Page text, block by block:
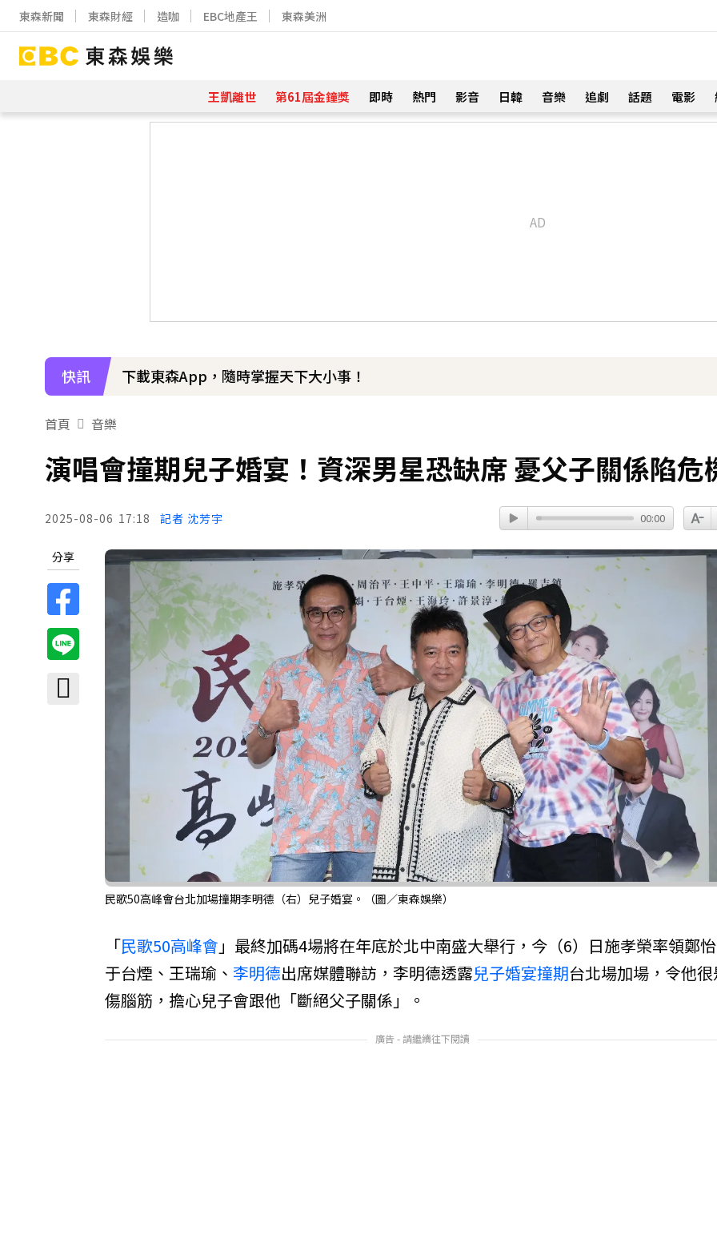
東森新聞 東森財經 造咖 EBC地產王 東森美洲
王凱離世 第61屆金鐘獎 即時 熱門 影音 日韓 音樂 追劇 話題 電影
快訊 下載東森App，隨時掌握天下大小事！
首頁 音樂
演唱會撞期兒子婚宴！資深男星恐缺席 憂父子關係陷危
2025-08-06 17:18 記者 沈芳宇 00:00
分享
民歌50高峰會台北加場撞期李明德（右）兒子婚宴。（圖／東森娛樂）
「民歌50高峰會 」最終加碼4場將在年底於北中南盛大舉行，今（6）日施孝榮率領鄭
于台煙、王瑞瑜、 李明德出席媒體聯訪，李明德透露兒子婚宴撞期台北場加場，令他
傷腦筋，擔心兒子會跟他「斷絕父子關係」。
廣告 - 請繼續往下閱讀